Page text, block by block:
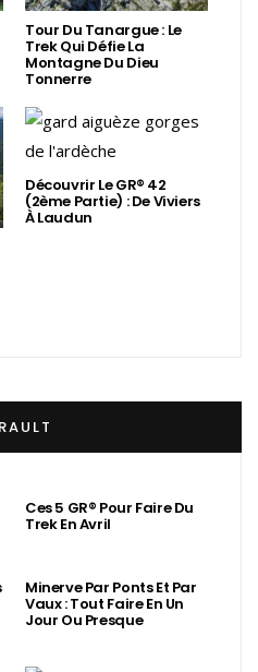
Tour Du Tanargue : Le
Trek Qui Défie La
Montagne Du Dieu
Tonnerre
Découvrir Le GR® 42
(2ème Partie) : De Viviers
À Laudun
Ces 5 GR® Pour Faire Du
Trek En Avril
Minerve Par Ponts Et Par
Vaux : Tout Faire En Un
Jour Ou Presque